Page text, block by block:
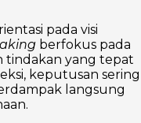
pada visi
berfokus pada
tindakan yang tepat
keputusan sering
langsung